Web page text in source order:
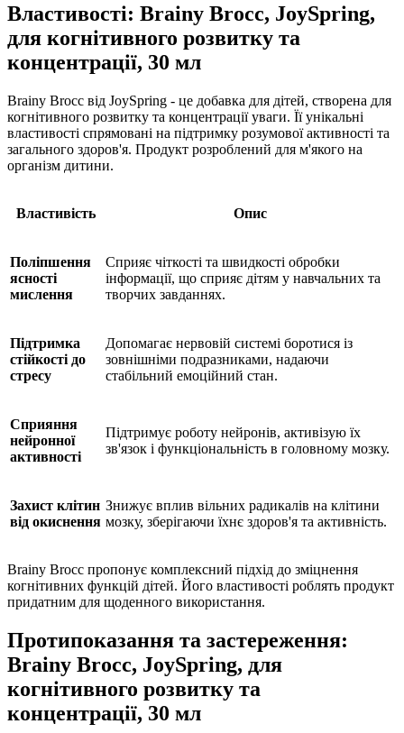
Властивості: Brainy Brocc, JoySpring,
для когнітивного розвитку та
концентрації, 30 мл
Brainy Brocc від JoySpring - це добавка для дітей, створена для
когнітивного розвитку та концентрації уваги. Її унікальні
властивості спрямовані на підтримку розумової активності та
загального здоров'я. Продукт розроблений для м'якого на
організм дитини.
Властивість Опис
Поліпшення
ясності
мислення
Сприяє чіткості та швидкості обробки
інформації, що сприяє дітям у навчальних та
творчих завданнях.
Підтримка
стійкості до
стресу
Допомагає нервовій системі боротися із
зовнішніми подразниками, надаючи
стабільний емоційний стан.
Сприяння
нейронної
активності
Підтримує роботу нейронів, активізую їх
зв'язок і функціональність в головному мозку.
Захист клітин
від окиснення
Знижує вплив вільних радикалів на клітини
мозку, зберігаючи їхнє здоров'я та активність.
Brainy Brocc пропонує комплексний підхід до зміцнення
когнітивних функцій дітей. Його властивості роблять продукт
придатним для щоденного використання.
Протипоказання та застереження:
Brainy Brocc, JoySpring, для
когнітивного розвитку та
концентрації, 30 мл